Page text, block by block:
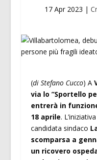
17 Apr 2023 |
(di Stefano Cucco) A
via lo “Sportello
entrerà in
18 aprile.
candidata sindaco
scomparsa a
un ricovero